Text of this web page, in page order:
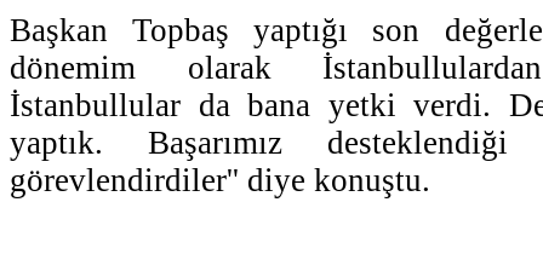
Başkan Topbaş yaptığı son
dönemim olarak
İstanbullular da bana yetki verdi.
yaptık. Başarımız
görevlendirdiler'' diye konuştu.